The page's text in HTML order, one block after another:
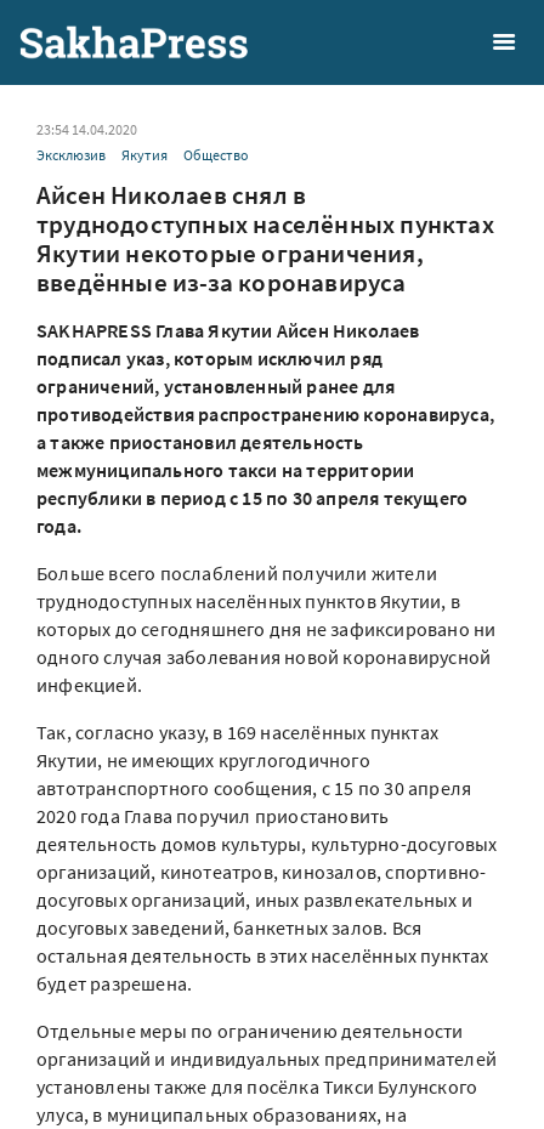
23:54 14.04.2020
Эксклюзив
Якутия Общество
Айсен Николаев снял в
труднодоступных населённых пунктах
Якутии некоторые ограничения,
введённые из-за коронавируса
SAKHAPRESS Глава Якутии Айсен Николаев
подписал указ, которым исключил ряд
ограничений, установленный ранее для
противодействия распространению коронавируса,
а также приостановил деятельность
межмуниципального такси на территории
республики в период с 15 по 30 апреля текущего
года.
Больше всего послаблений получили жители
труднодоступных населённых пунктов Якутии, в
которых до сегодняшнего дня не зафиксировано ни
одного случая заболевания новой коронавирусной
инфекцией.
Так, согласно указу, в 169 населённых пунктах
Якутии, не имеющих круглогодичного
автотранспортного сообщения, с 15 по 30 апреля
2020 года Глава поручил приостановить
деятельность домов культуры, культурно-досуговых
организаций, кинотеатров, кинозалов, спортивно-
досуговых организаций, иных развлекательных и
досуговых заведений, банкетных залов. Вся
остальная деятельность в этих населённых пунктах
будет разрешена.
Отдельные меры по ограничению деятельности
организаций и индивидуальных предпринимателей
установлены также для посёлка Тикси Булунского
улуса, в муниципальных образованиях, на